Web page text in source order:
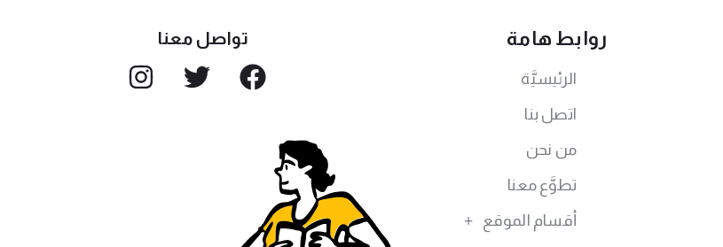
روابط هامة
الرئيسيَّة
اتصل بنا
من نحن
تطوَّع معنا
أقسام الموقع
تواصل معنا